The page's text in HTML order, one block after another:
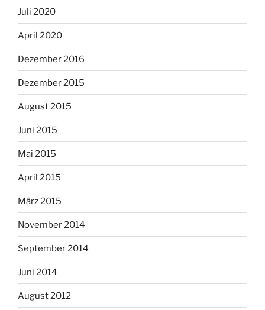
Juli 2020
April 2020
Dezember 2016
Dezember 2015
August 2015
Juni 2015
Mai 2015
April 2015
März 2015
November 2014
September 2014
Juni 2014
August 2012